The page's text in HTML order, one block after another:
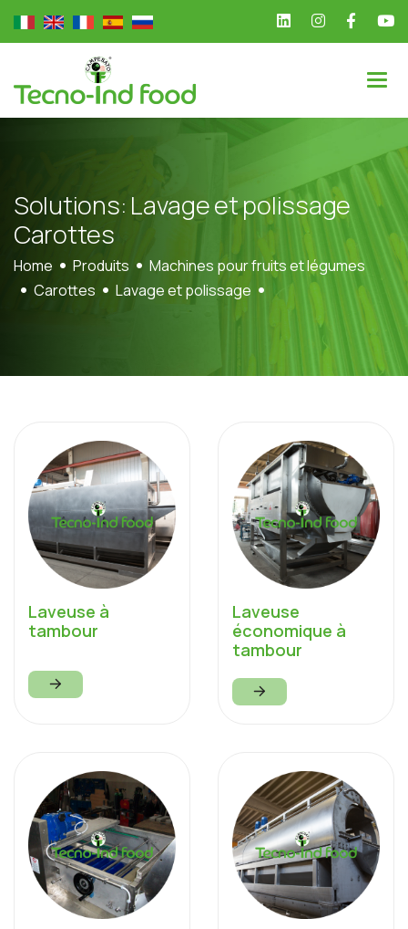
Solutions: Lavageetpolissage
Carottes
Home Produits
Machines pour fruits et légumes
Carottes
Lavage et polissage
Laveuse à
tambour
Laveuse
économique à
tambour